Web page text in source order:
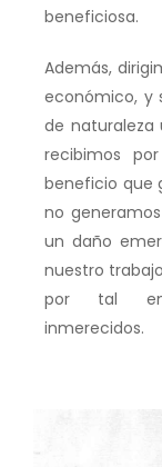
beneficiosa.
Además,
económico, y
de naturaleza
recibimos
beneficio que
no
un daño
nuestro
por tal
inmerecidos.